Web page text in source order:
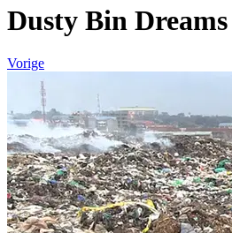
Dusty Bin Dreams
Vorige